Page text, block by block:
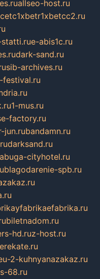
allseo-host.ru
e-abis1c.ru
dark-sand.ru
sib-archives.ru
festival.ru
1-mus.ru
factory.ru
jun.rubandamn.ru
darksand.ru
cityhotel.ru
blagodarenie-spb.ru
biletnadom.ru
hd.ruz-host.ru
2-kuhnyanazakaz.ru
68.ru